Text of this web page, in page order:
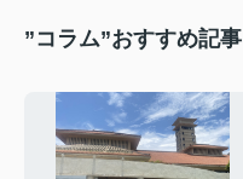
”コラム”おすすめ記事